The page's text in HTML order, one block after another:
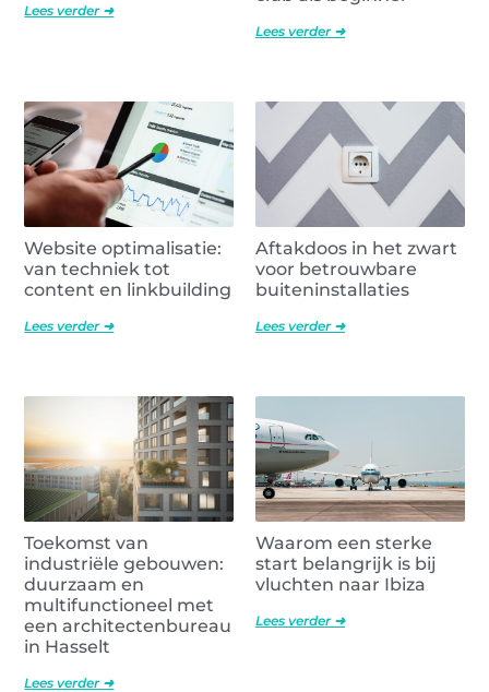
Lees verder ➜
Lees verder ➜
Website optimalisatie:
van techniek tot
content en linkbuilding
Lees verder ➜
Aftakdoos in het zwart
voor betrouwbare
buiteninstallaties
Lees verder ➜
Toekomst van
industriële gebouwen:
duurzaam en
multifunctioneel met
een architectenbureau
in Hasselt
Lees verder ➜
Waarom een sterke
start belangrijk is bij
vluchten naar Ibiza
Lees verder ➜